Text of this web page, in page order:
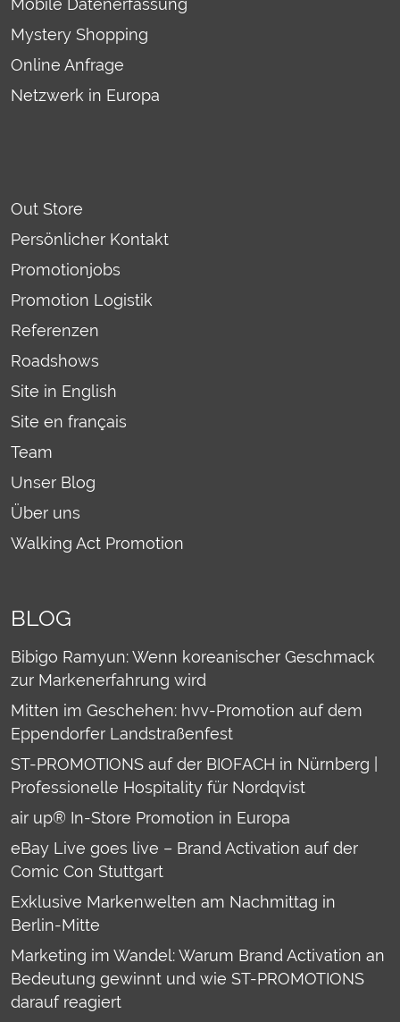
Mobile Datenerfassung
Mystery Shopping
Online Anfrage
Netzwerk in Europa
Out Store
Persönlicher Kontakt
Promotionjobs
Promotion Logistik
Referenzen
Roadshows
Site in English
Site en français
Team
Unser Blog
Über uns
Walking Act Promotion
BLOG
Bibigo Ramyun: Wenn koreanischer Geschmack
zur Markenerfahrung wird
Mitten im Geschehen: hvv-Promotion auf dem
Eppendorfer Landstraßenfest
ST-PROMOTIONS auf der BIOFACH in Nürnberg |
Professionelle Hospitality für Nordqvist
air up® In-Store Promotion in Europa
eBay Live goes live – Brand Activation auf der
Comic Con Stuttgart
Exklusive Markenwelten am Nachmittag in
Berlin-Mitte
Marketing im Wandel: Warum Brand Activation an
Bedeutung gewinnt und wie ST-PROMOTIONS
darauf reagiert